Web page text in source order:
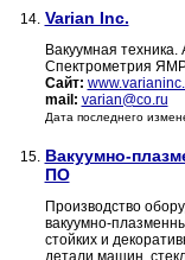
14. Varian Inc.
Вакуумная
Спектрометрия
Сайт:
mail: varian@co.ru
Дата последнего
15. Вакуумно-
ПО
Производство
вакуумно-
стойких и